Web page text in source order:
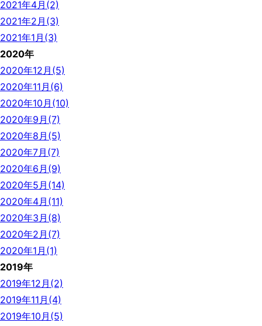
2021年4月(2)
2021年2月(3)
2021年1月(3)
2020年
2020年12月(5)
2020年11月(6)
2020年10月(10)
2020年9月(7)
2020年8月(5)
2020年7月(7)
2020年6月(9)
2020年5月(14)
2020年4月(11)
2020年3月(8)
2020年2月(7)
2020年1月(1)
2019年
2019年12月(2)
2019年11月(4)
2019年10月(5)